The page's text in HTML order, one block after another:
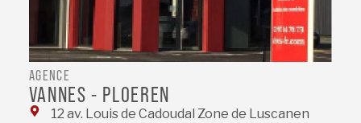
AGENCE
VANNES - PLOEREN
12 av. Louis de Cadoudal Zone de Luscanen